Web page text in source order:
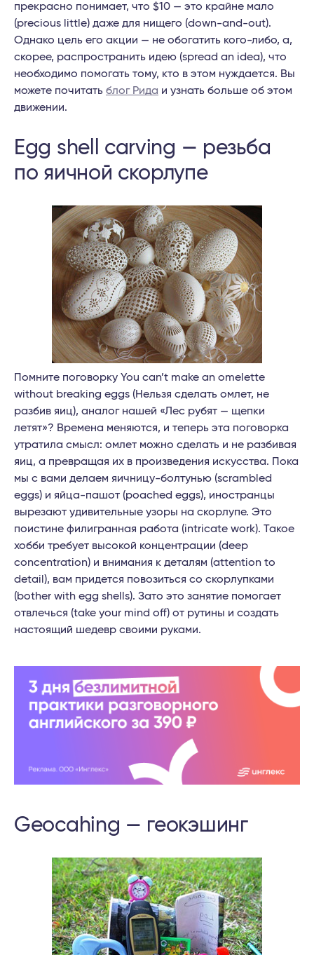
прекрасно понимает, что $10 — это крайне мало
(precious little) даже для нищего (down-and-out).
Однако цель его акции — не обогатить кого-либо, а,
скорее, распространить идею (spread an idea), что
необходимо помогать тому, кто в этом нуждается. Вы
можете почитать блог Рида и узнать больше об этом
движении.
Egg shell carving — резьба
по яичной скорлупе
Помните поговорку You can’t make an omelette
without breaking eggs (Нельзя сделать омлет, не
разбив яиц), аналог нашей «Лес рубят — щепки
летят»? Времена меняются, и теперь эта поговорка
утратила смысл: омлет можно сделать и не разбивая
яиц, а превращая их в произведения искусства. Пока
мы с вами делаем яичницу-болтунью (scrambled
eggs) и яйца-пашот (poached eggs), иностранцы
вырезают удивительные узоры на скорлупе. Это
поистине филигранная работа (intricate work). Такое
хобби требует высокой концентрации (deep
concentration) и внимания к деталям (attention to
detail), вам придется повозиться со скорлупками
(bother with egg shells). Зато это занятие помогает
отвлечься (take your mind off) от рутины и создать
настоящий шедевр своими руками.
Geocahing — геокэшинг